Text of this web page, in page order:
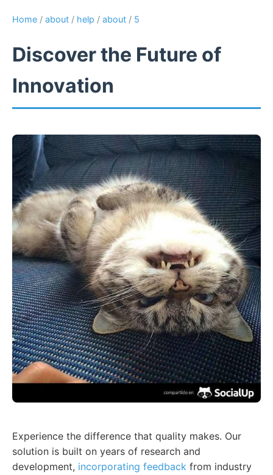
Home / about / help / about / 5
Discover the Future of
Innovation
Experience the difference that quality makes. Our
solution is built on years of research and
development, incorporating feedback from industry